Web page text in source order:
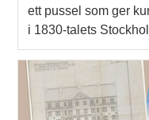
ett pussel som ger
i 1830-talets